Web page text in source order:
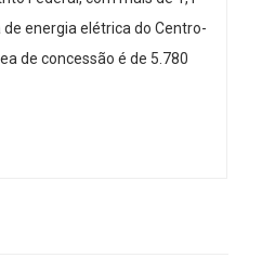
energia elétrica do Centro-
de concessão é de 5.780